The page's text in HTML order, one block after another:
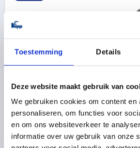
Toestemming Details
Deze website maakt gebruik van
We gebruiken cookies om content en
personaliseren, om functies voor
en om ons websiteverkeer te
informatie over uw gebruik van onze
STAAL, BEST:KUNSTSTOF
SCHROEFDRAAD=M16
GREEPLENGTE=148
D=23 D1=45
H=28
H1=2 H2=17 H3=33
Bestelnummer:K0114.3161